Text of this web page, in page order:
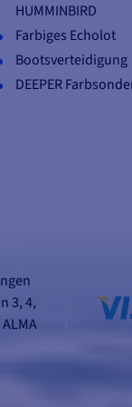
HUMMINBIRD
Farbiges Echolot
Bootsverteidigung
DEEPER
3, 4,